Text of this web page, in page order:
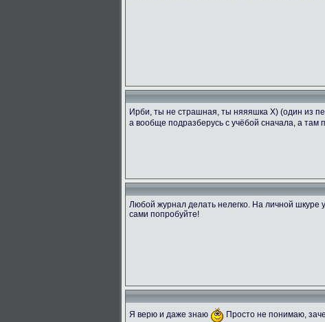
Ирби, ты не страшная, ты няяяшка X) (один из
а вообще подразберусь с учёбой сначала, а там
Любой журнал делать нелегко. На личной
сами попробуйте!
Я верю и даже знаю
Просто не понимаю,